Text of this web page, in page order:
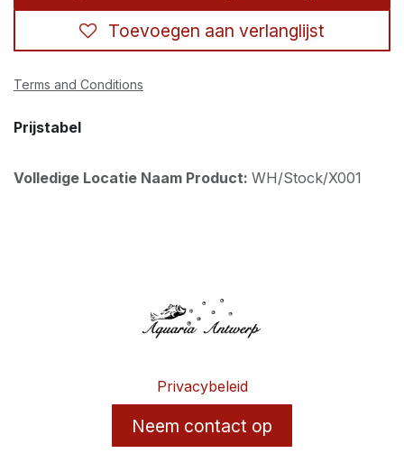
Toevoegen aan verlanglijst
Terms and Conditions
Prijstabel
Volledige Locatie Naam Product: WH/Stock/X001
Privacybeleid
Neem contact op